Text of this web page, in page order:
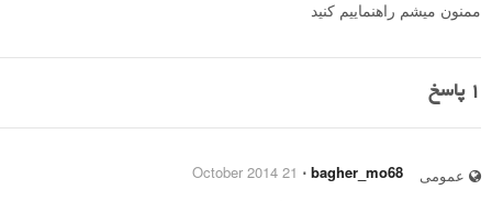
ممنون میشم راهنماییم کنید
1 پاسخ
عمومی bagher_mo68
⋅
21 October 2014